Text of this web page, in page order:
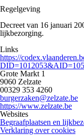
Regelgeving
Decreet van 16 januari
lijkbezorging.
Links
https://
Grote Markt 1
9060 Zelzate
00329 353 4260
burgerzaken@zelzate.be
https://www.zelzate.be
Websites
Begraafplaatsen en
Verklaring over cookies